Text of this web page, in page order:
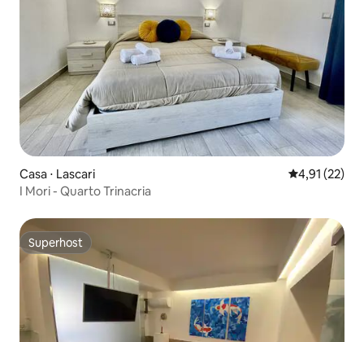
Casa ⋅ Lascari 4,91 de uma
4,91 (22)
I Mori - Quarto Trinacria
Superhost
Superhost